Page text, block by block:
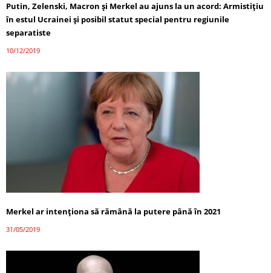
Putin, Zelenski, Macron și Merkel au ajuns la un acord: Armistiţiu
în estul Ucrainei şi posibil statut special pentru regiunile
separatiste
10/12/2019
Merkel ar intenţiona să rămână la putere până în 2021
31/05/2019